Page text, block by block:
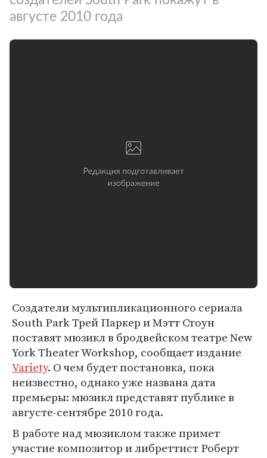
августе 2010 года
Создатели мультипликационного сериала
South Park Трей Паркер и Мэтт Стоун
поставят мюзикл в бродвейском театре New
York Theater Workshop, сообщает издание
Variety. О чем будет постановка, пока
неизвестно, однако уже названа дата
премьеры: мюзикл представят публике в
августе-сентябре 2010 года.
В работе над мюзиклом также примет
участие композитор и либреттист Роберт